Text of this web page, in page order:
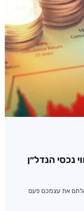
נכסי הנדל״ן
את עצמכם פעם